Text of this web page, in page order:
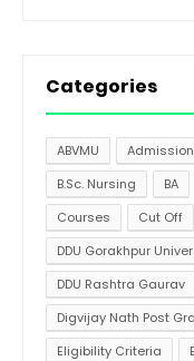
Categories
ABVMU Admission
B.Sc. Nursing
BA
Courses
Cut Off
DDU Gorakhpur
DDU Rashtra Gaurav
Digvijay Nath Post
Eligibility Criteria